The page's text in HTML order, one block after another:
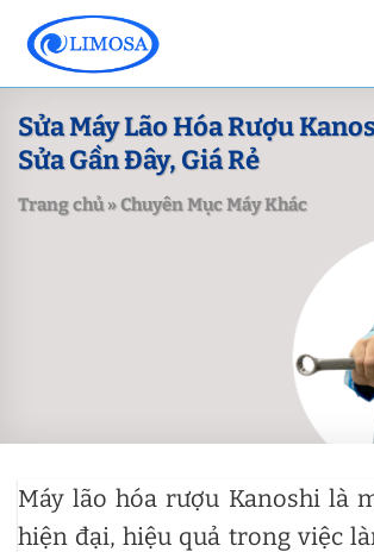
content
Sửa Máy Lão Hóa Rượu
Sửa Gần Đây, Giá Rẻ
Trang chủ»Chuyên Mục Máy Khác
Máy lão hóa rượu Kanoshi là
hiện đại, hiệu quả trong việc